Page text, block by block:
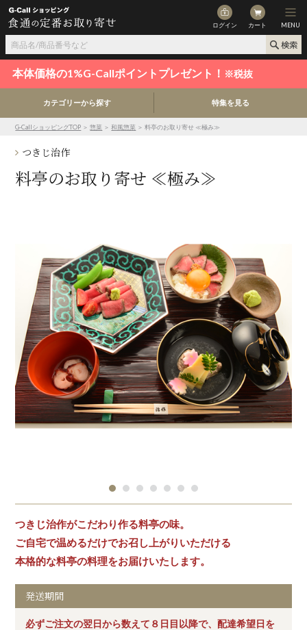
ログイン カート MENU
本体価格の1%G-Callポイントプレゼント！ ※税抜
カテゴリーから探す 特集を見る
G-CallショッピングTOP ＞惣菜 ＞和風惣菜 ＞ 料亭のお取り寄せ ≪極み≫
つきじ治作
料亭のお取り寄せ ≪極み≫
つきじ治作がこだわり作る料亭の味。
ご自宅で温めるだけでお召し上がりいただける
本格的な料亭の料理をお届けいたします。
発送期間
必ずご注文の翌日から数えて８日目以降で、配達希望日を